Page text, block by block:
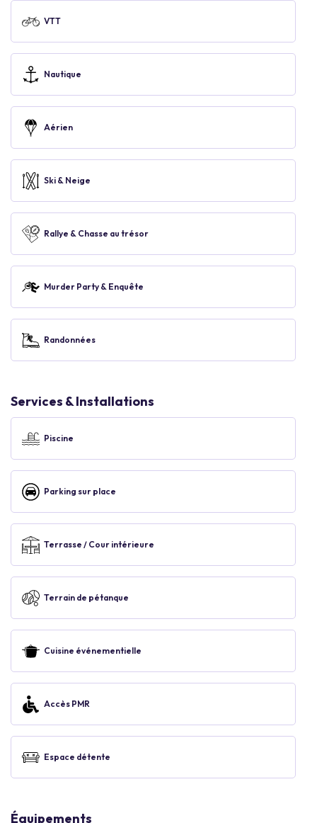
VTT
Nautique
Aérien
Ski & Neige
Rallye & Chasse au trésor
Murder Party & Enquête
Randonnées
Services & Installations
Piscine
Parking sur place
Terrasse / Cour intérieure
Terrain de pétanque
Cuisine événementielle
Accès PMR
Espace détente
Équipements